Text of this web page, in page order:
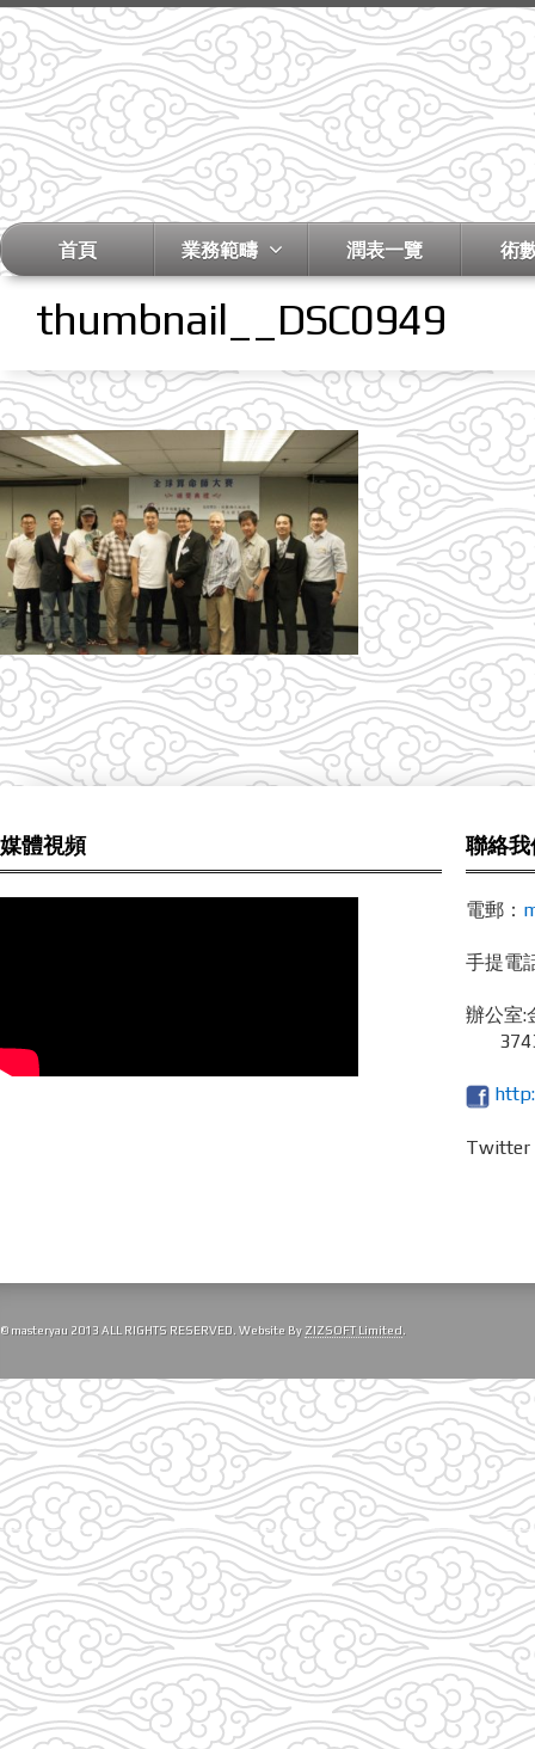
首頁 業務範疇 潤表一覽 術
thumbnail__DSC0949
媒體視頻 聯絡我
電郵：
手提電
辦公室:
© masteryau 2013 ALL RIGHTS RESERVED. Website By ZIZSOFT Limited